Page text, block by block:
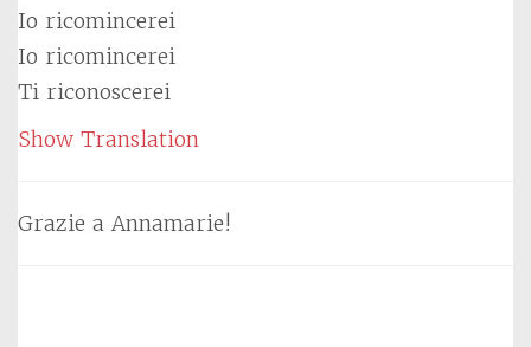
Io ricomincerei
Io ricomincerei
Ti riconoscerei
Show Translation
Grazie a Annamarie!